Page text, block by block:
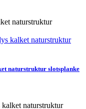
naturstruktur
naturstruktur slotsplanke
naturstruktur